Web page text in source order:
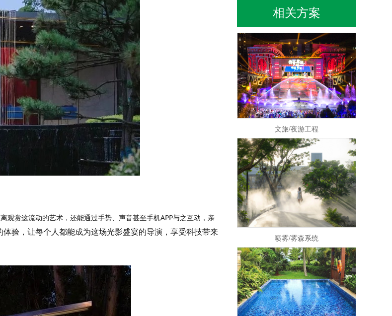
观赏这流动的艺术，还能通过手势、声音甚至手机APP与之互动，亲
体验，让每个人都能成为这场光影盛宴的导演，享受科技带来
相关方案
水秀/喷泉水景
文旅/夜游工程
喷雾/雾森系统